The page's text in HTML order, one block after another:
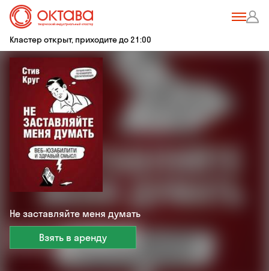
Кластер открыт, приходите до 21:00
Не заставляйте меня думать
Взять в аренду